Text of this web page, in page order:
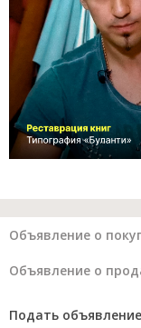
Объявление о
Объявление о
Подать